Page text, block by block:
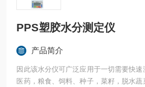
PPS塑胶水分测定仪
产品简介
因此该水分仪可广泛应用于一切需要快
医药，粮食、饲料、种子，菜籽，脱水蔬